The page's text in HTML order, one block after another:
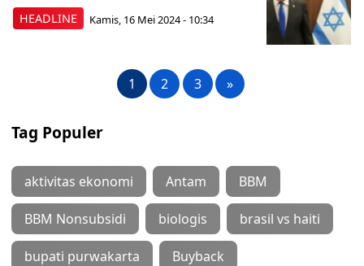
HEADLINE Kamis, 16 Mei 2024 - 10:34
1 2 3 »
Tag Populer
aktivitas ekonomi Antam BBM
BBM Nonsubsidi biologis brasil vs haiti
bupati purwakarta Buyback